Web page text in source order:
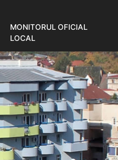
MONITORUL OFICIAL
LOCAL